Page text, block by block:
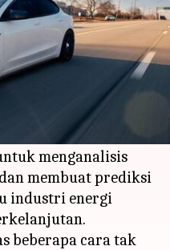
01:24 pm
mengubah
termasuk cara
fosil.
menganalisis
membuat prediksi
industri energi
beberapa cara tak